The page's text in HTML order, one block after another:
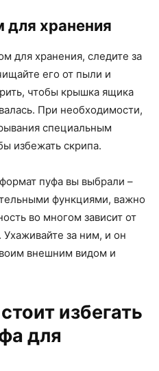
хранения
для хранения, следите за
его от пыли и
чтобы крышка ящика
При необходимости,
специальным
избежать скрипа.
пуфа вы выбрали –
функциями, важно
во многом зависит от
за ним, и он
внешним видом и
избегать
для